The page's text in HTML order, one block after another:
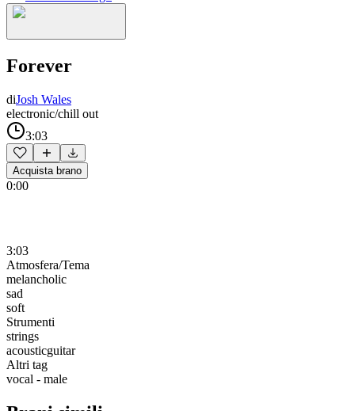
Forever
diJosh Wales
electronic/chill out
3:03
Acquista brano
0:00
3:03
Atmosfera/Tema
melancholic
sad
soft
Strumenti
strings
acousticguitar
Altri tag
vocal - male